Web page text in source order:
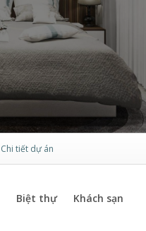
Chi tiết dự án
Biệt thự
Khách sạn